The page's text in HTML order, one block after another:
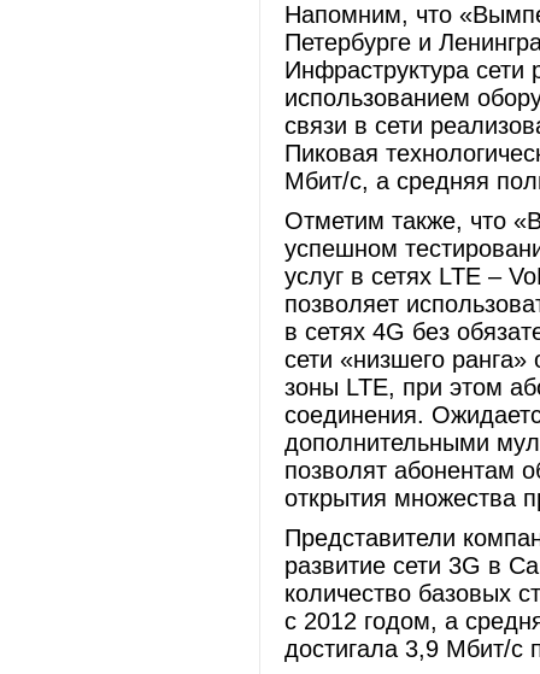
Напомним, что
Петербурге и
Инфраструктура сети
использованием
связи в сети
Пиковая
Мбит/c, а средняя
Отметим также, что
успешном
услуг в сетях LTE –
позволяет
в сетях 4G без
сети «низшего
зоны LTE, при этом
соединения.
дополнительными
позволят абонентам
открытия множества
Представители
развитие сети 3G в
количество базовых
с 2012 годом, а
достигала 3,9 Мбит/с